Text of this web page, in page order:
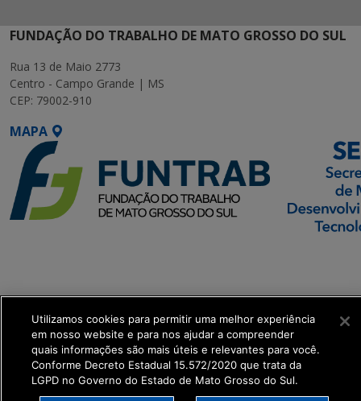
FUNDAÇÃO DO TRABALHO DE MATO GROSSO DO SUL
Rua 13 de Maio 2773
Centro - Campo Grande | MS
CEP: 79002-910
MAPA
Transformação Digital
get_footer();
Utilizamos cookies para permitir uma melhor experiência
em nosso website e para nos ajudar a compreender
quais informações são mais úteis e relevantes para você.
Conforme Decreto Estadual 15.572/2020 que trata da
LGPD no Governo do Estado de Mato Grosso do Sul.